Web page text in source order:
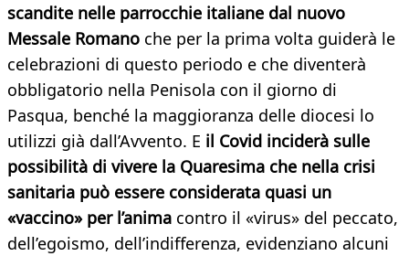
scandite nelle parrocchie italiane dal nuovo
Messale Romano che per la prima volta guiderà le
celebrazioni di questo periodo e che diventerà
obbligatorio nella Penisola con il giorno di
Pasqua, benché la maggioranza delle diocesi lo
utilizzi già dall’Avvento. E il Covid inciderà sulle
possibilità di vivere la Quaresima che nella crisi
sanitaria può essere considerata quasi un
«vaccino» per l’anima contro il «virus» del peccato,
dell’egoismo, dell’indifferenza, evidenziano alcuni